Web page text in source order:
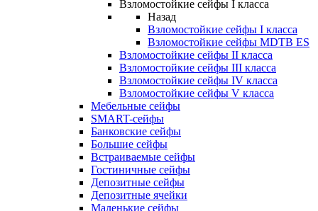
Взломостойкие сейфы I класса
Назад
Взломостойкие сейфы I класса
Взломостойкие сейфы MDTB ES
Взломостойкие сейфы II класса
Взломостойкие сейфы III класса
Взломостойкие сейфы IV класса
Взломостойкие сейфы V класса
Мебельные сейфы
SMART-сейфы
Банковские сейфы
Большие сейфы
Встраиваемые сейфы
Гостиничные сейфы
Депозитные сейфы
Депозитные ячейки
Маленькие сейфы